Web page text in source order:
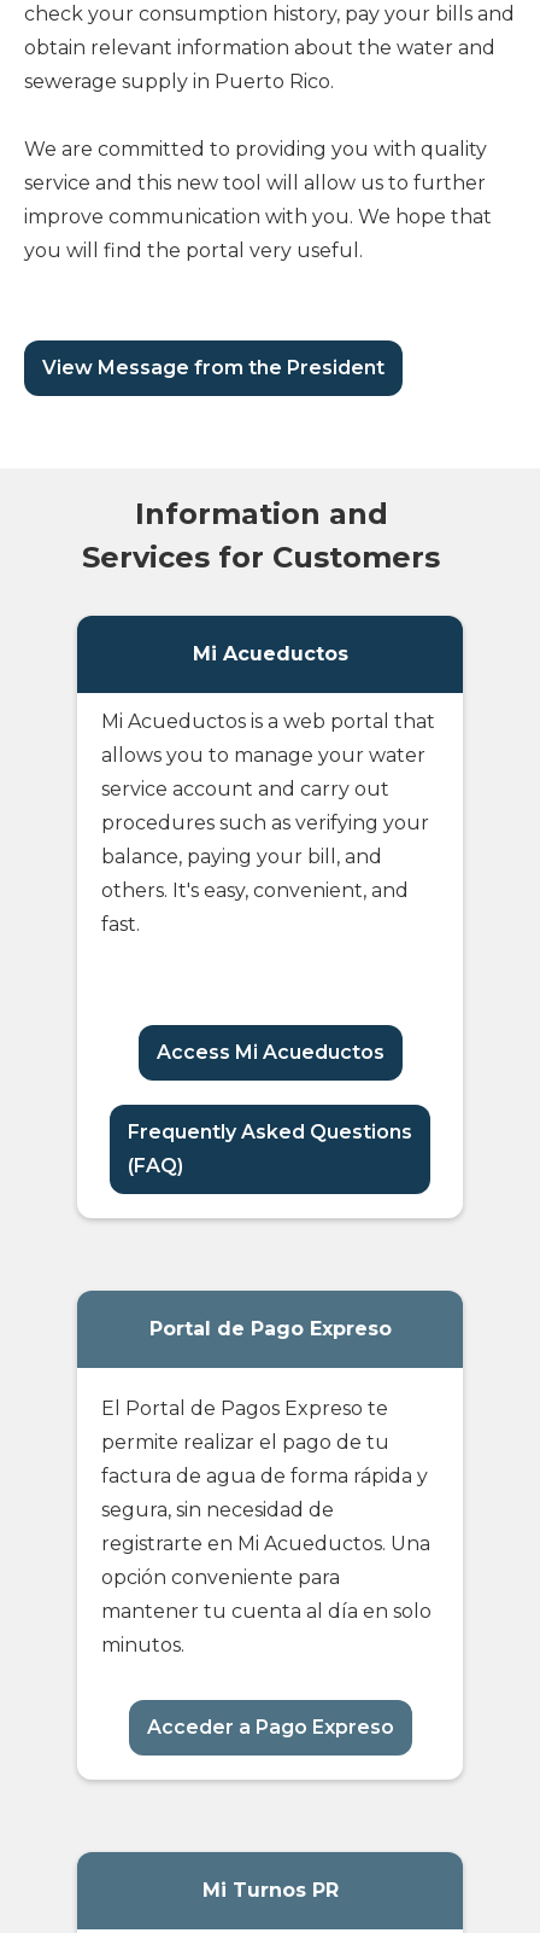
check your consumption history, pay your bills and
obtain relevant information about the water and
sewerage supply in Puerto Rico.
We are committed to providing you with quality
service and this new tool will allow us to further
improve communication with you. We hope that
you will find the portal very useful.
View Message from the President
Information and
Services for Customers
Mi Acueductos
Mi Acueductos is a web portal that
allows you to manage your water
service account and carry out
procedures such as verifying your
balance, paying your bill, and
others. It's easy, convenient, and
fast.
Access Mi Acueductos
Frequently Asked Questions
(FAQ)
Portal de Pago Expreso
El Portal de Pagos Expreso te
permite realizar el pago de tu
factura de agua de forma rápida y
segura, sin necesidad de
registrarte en Mi Acueductos. Una
opción conveniente para
mantener tu cuenta al día en solo
minutos.
Acceder a Pago Expreso
Mi Turnos PR